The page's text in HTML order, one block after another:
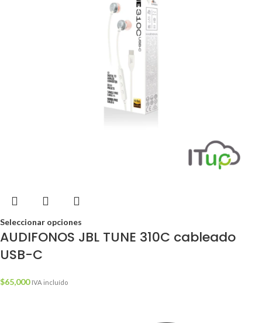
Seleccionar opciones
AUDIFONOS JBL TUNE 310C cableado
USB-C
$65,000 IVA incluído